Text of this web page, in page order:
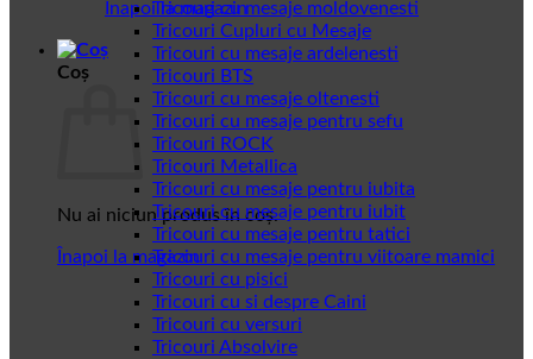
Înapoi la magazin
Coș
Nu ai niciun produs în coș.
Înapoi la magazin
Tricouri cu mesaje moldovenesti
Tricouri Cupluri cu Mesaje
Tricouri cu mesaje ardelenesti
Tricouri BTS
Tricouri cu mesaje oltenesti
Tricouri cu mesaje pentru sefu
Tricouri ROCK
Tricouri Metallica
Tricouri cu mesaje pentru iubita
Tricouri cu mesaje pentru iubit
Tricouri cu mesaje pentru tatici
Tricouri cu mesaje pentru viitoare mamici
Tricouri cu pisici
Tricouri cu si despre Caini
Tricouri cu versuri
Tricouri Absolvire